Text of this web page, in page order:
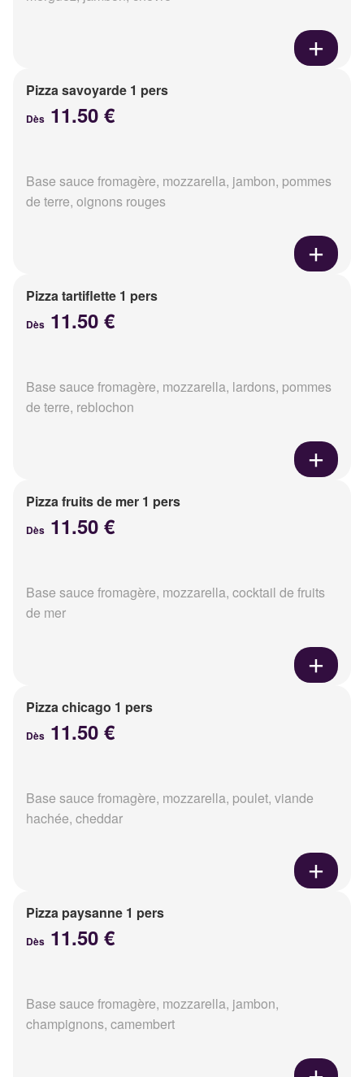
Pizza savoyarde 1 pers
Dès 11.50 €
Base sauce fromagère, mozzarella, jambon, pommes
de terre, oignons rouges
Pizza tartiflette 1 pers
Dès 11.50 €
Base sauce fromagère, mozzarella, lardons, pommes
de terre, reblochon
Pizza fruits de mer 1 pers
Dès 11.50 €
Base sauce fromagère, mozzarella, cocktail de fruits
de mer
Pizza chicago 1 pers
Dès 11.50 €
Base sauce fromagère, mozzarella, poulet, viande
hachée, cheddar
Pizza paysanne 1 pers
Dès 11.50 €
Base sauce fromagère, mozzarella, jambon,
champignons, camembert